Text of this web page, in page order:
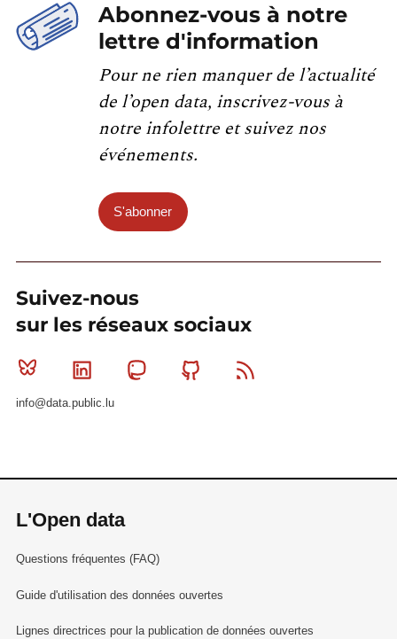
Abonnez-vous à notre
lettre d'information
Pour ne rien manquer de l’actualité
de l’open data, inscrivez-vous à
notre infolettre et suivez nos
événements.
S'abonner
Suivez-nous
sur les réseaux sociaux
Bluesky Linkedin MastodonGithub
info@data.public.lu
L'Open data
Questions fréquentes (FAQ)
Guide d'utilisation des données ouvertes
Lignes directrices pour la publication de données ouvertes